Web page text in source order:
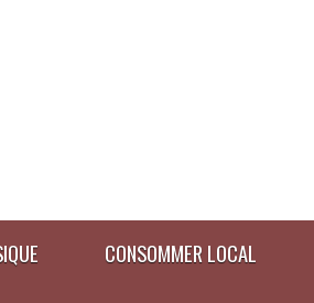
CONSOMMER LOCAL